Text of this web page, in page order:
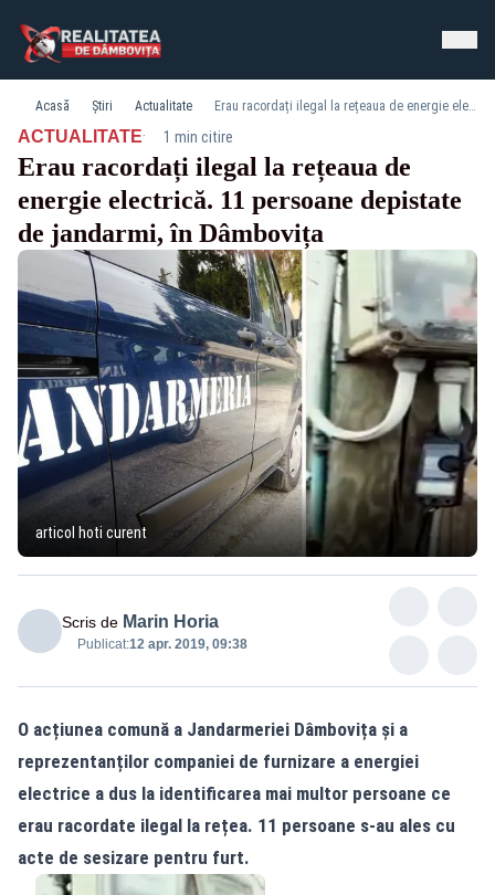
Acasă Știri Actualitate Erau racordați ilegal la rețeaua de energie electrică. 11 persoane depistate de jandarmi, în Dâmbovița
ACTUALITATE· 1 min citire
Erau racordați ilegal la rețeaua de
energie electrică. 11 persoane depistate
de jandarmi, în Dâmbovița
articol hoti curent
Scris de Marin Horia
Publicat:12 apr. 2019, 09:38
O acțiunea comună a Jandarmeriei Dâmbovița și a
reprezentanților companiei de furnizare a energiei
electrice a dus la identificarea mai multor persoane ce
erau racordate ilegal la rețea. 11 persoane s-au ales cu
acte de sesizare pentru furt.